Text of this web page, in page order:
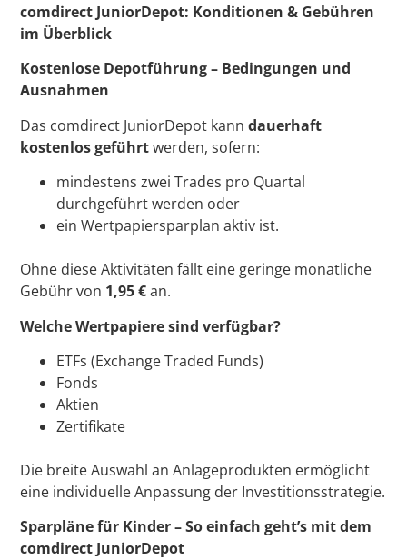
comdirect JuniorDepot: Konditionen & Gebühren
im Überblick
Kostenlose Depotführung – Bedingungen und
Ausnahmen
Das comdirect JuniorDepot kanndauerhaft
kostenlos geführtwerden, sofern:
mindestens zwei Trades pro Quartal
durchgeführt werden oder
ein Wertpapiersparplan aktiv ist.
Ohne diese Aktivitäten fällt eine geringe monatliche
Gebühr von 1,95 €an.
Welche Wertpapiere sind verfügbar?
ETFs (Exchange Traded Funds)
Fonds
Aktien
Zertifikate
Die breite Auswahl an Anlageprodukten ermöglicht
eine individuelle Anpassung der Investitionsstrategie.
Sparpläne für Kinder – So einfach geht’s mit dem
comdirect JuniorDepot